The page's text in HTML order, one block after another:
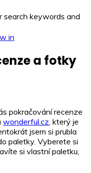
search keywords and
in
a fotky
pokračování recenze
wonderful.cz , který je
jsem si prubla
paletky. Vyberete si
si vlastní paletku,